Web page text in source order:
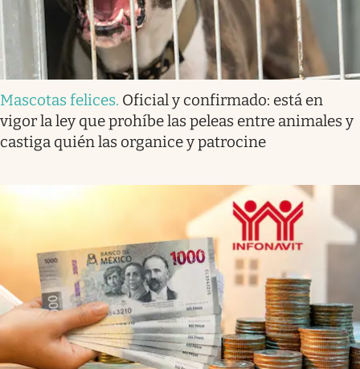
Mascotas felices. Oficial y confirmado: está en
vigor la ley que prohíbe las peleas entre animales y
castiga quién las organice y patrocine